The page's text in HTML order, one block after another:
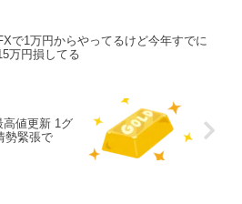
で1万円からやってるけど今年すでに
万円損してる
高値更新 1グ
勢緊張で